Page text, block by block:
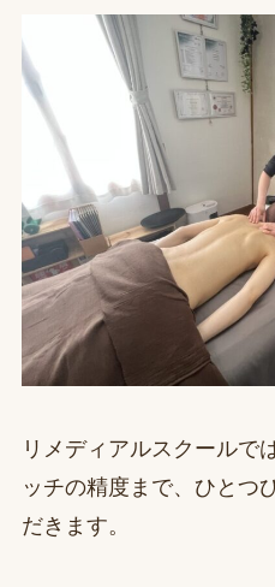
リメディアルスクールで
ッチの精度まで、ひとつ
だきます。